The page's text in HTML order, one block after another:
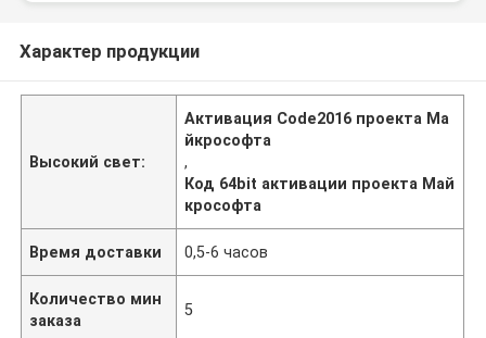
Характер продукции
Высокий свет:
Активация Code2016 проекта Ма
йкрософта
,
Код 64bit активации проекта Май
крософта
Время доставки 0,5-6 часов
Количество мин
заказа
5